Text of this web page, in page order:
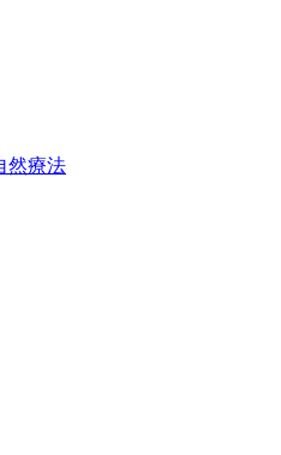
然療法